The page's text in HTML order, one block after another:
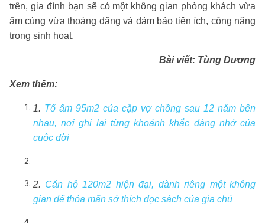
trên, gia đình bạn sẽ có một không gian phòng khách vừa
ấm cúng vừa thoáng đãng và đảm bảo tiện ích, công năng
trong sinh hoạt.
Bài viết: Tùng Dương
Xem thêm:
1. Tổ ấm 95m2 của cặp vợ chồng sau 12 năm bên
nhau, nơi ghi lại từng khoảnh khắc đáng nhớ của
cuộc đời
2. Căn hộ 120m2 hiện đại, dành riêng một không
gian để thỏa mãn sở thích đọc sách của gia chủ